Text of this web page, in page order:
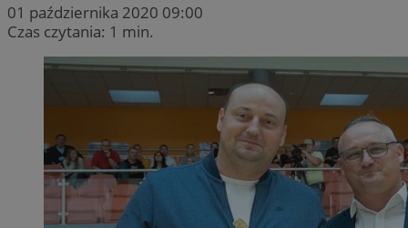
01 października 2020 09:00
Czas czytania: 1 min.